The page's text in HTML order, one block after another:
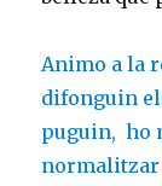
Animo a la
difonguin
puguin, ho
normalitzar